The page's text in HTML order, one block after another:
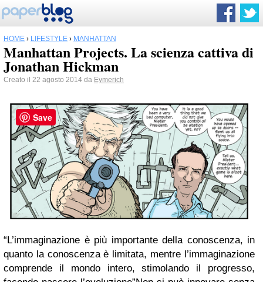
HOME › LIFESTYLE › MANHATTAN
Manhattan Projects. La scienza cattiva di
Jonathan Hickman
Creato il 22 agosto 2014 da Eymerich
“L’immaginazione è più importante della conoscenza, in
quanto la conoscenza è limitata, mentre l’immaginazione
comprende il mondo intero, stimolando il progresso,
Save